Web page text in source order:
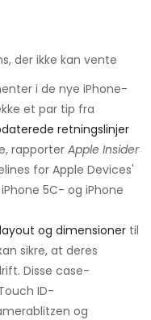
der ikke kan vente
i de nye iPhone-
et par tip fra
retningslinjer
rapporter Apple Insider
for Apple Devices'
5C- og iPhone
og dimensioner til
sikre, at deres
Disse case-
ID-
og